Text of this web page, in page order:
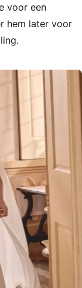
voor een
hem later voor